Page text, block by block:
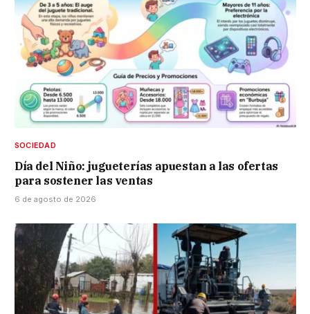
SOCIEDAD
Día del Niño: jugueterías apuestan a las ofertas
para sostener las ventas
6 de agosto de 2026